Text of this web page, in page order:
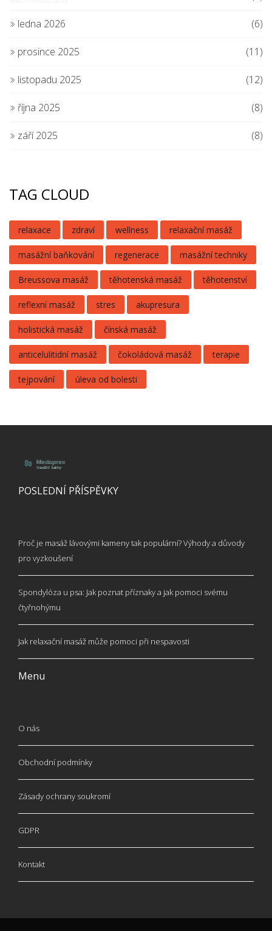
ledna 2026 (6)
prosince 2025 (11)
listopadu 2025 (12)
října 2025 (8)
září 2025 (8)
TAG CLOUD
relaxace zdraví wellness relaxační masáž
masážní baňkování regenerace masážní techniky
Breussova masáž těhotenská masáž těhotenství
reflexní masáž stres akupresura
holistická masáž čínská masáž
anticelulitidní masáž čokoládová masáž terapie
tejpování úleva od bolesti
POSLEDNÍ PŘÍSPĚVKY
Proč je masáž lávovými kameny tak populární? Výhody a důvody
pro vyzkoušení
Spondylóza u psa: Jak poznat příznaky a jak pomoci svému
čtyřnohýmu
Jak relaxační masáž může pomoci při nespavosti
Menu
O nás
Obchodní podmínky
Zásady ochrany soukromí
GDPR
Kontakt